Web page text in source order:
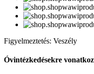
Figyelmeztetés: Veszély
Óvintézkedésekre